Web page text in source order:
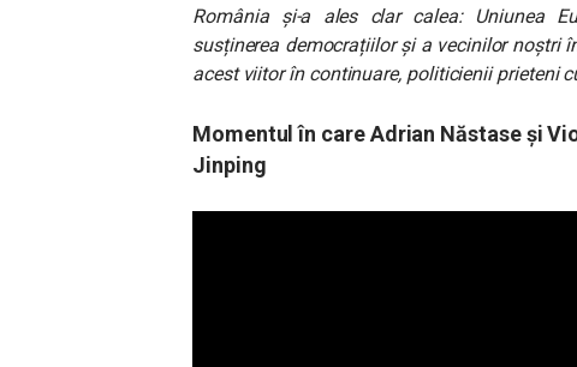
România şi-a ales clar calea: Uniunea
susținerea democrațiilor și a vecinilor noștri
acest viitor în continuare, politicienii prieteni
Momentul în care Adrian Năstase și
Jinping